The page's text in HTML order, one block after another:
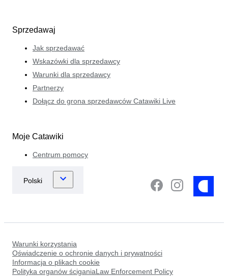
Sprzedawaj
Jak sprzedawać
Wskazówki dla sprzedawcy
Warunki dla sprzedawcy
Partnerzy
Dołącz do grona sprzedawców Catawiki Live
Moje Catawiki
Centrum pomocy
Warunki korzystania
Oświadczenie o ochronie danych i prywatności
Informacja o plikach cookie
Polityka organów ściganiaLaw Enforcement Policy